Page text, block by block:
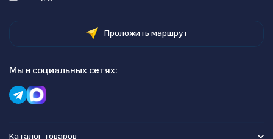
Проложить маршрут
Мы в социальных сетях:
Каталог товаров